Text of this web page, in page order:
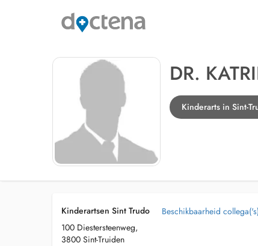
DR.
Kinderarts in Sint-
Kinderartsen Sint Trudo
100 Diestersteenweg,
3800 Sint-Truiden
Beschikbaarheid collega('s)